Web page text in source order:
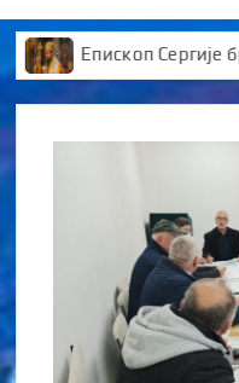
Епископ Сергије